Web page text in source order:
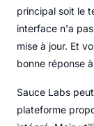
principal soit le
interface n'a
mise à jour. Et
bonne réponse
Sauce Labs
plateforme